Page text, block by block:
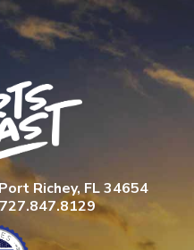
Richey, FL 34654